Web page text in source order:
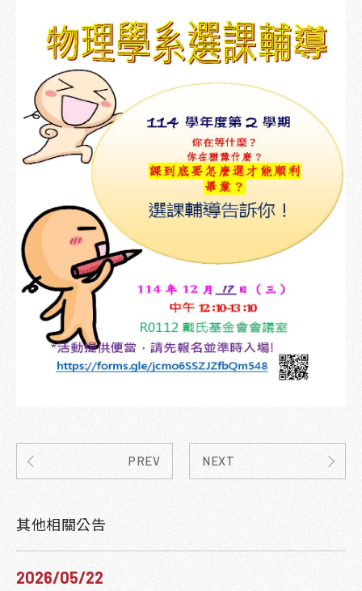
PREV NEXT
其他相關公告
2026/05/22